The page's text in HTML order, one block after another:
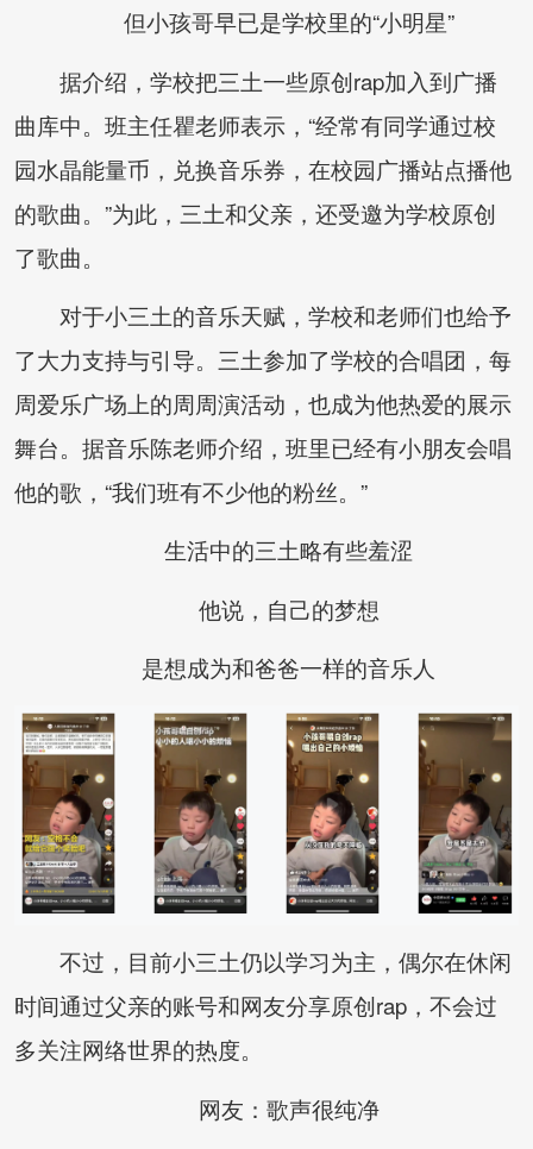
但小孩哥早已是学校里的“小明星”
据介绍，学校把三土一些原创rap加入到广播
曲库中。班主任瞿老师表示，“经常有同学通过校
园水晶能量币，兑换音乐券，在校园广播站点播他
的歌曲。”为此，三土和父亲，还受邀为学校原创
了歌曲。
对于小三土的音乐天赋，学校和老师们也给予
了大力支持与引导。三土参加了学校的合唱团，每
周爱乐广场上的周周演活动，也成为他热爱的展示
舞台。据音乐陈老师介绍，班里已经有小朋友会唱
他的歌，“我们班有不少他的粉丝。”
生活中的三土略有些羞涩
他说，自己的梦想
是想成为和爸爸一样的音乐人
不过，目前小三土仍以学习为主，偶尔在休闲
时间通过父亲的账号和网友分享原创rap，不会过
多关注网络世界的热度。
网友：歌声很纯净